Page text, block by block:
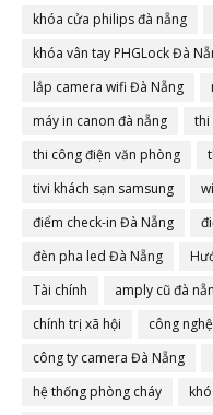
khóa cửa philips đà nẵng
khóa vân tay PHGLock Đà
lắp camera wifi Đà Nẵng
máy in canon đà nẵng
thi
thi công điện văn phòng
tivi khách sạn samsung
điểm check-in Đà Nẵng
đèn pha led Đà Nẵng
Tài chính
amply cũ đà
chính trị xã hội
công
công ty camera Đà Nẵng
hệ thống phòng cháy